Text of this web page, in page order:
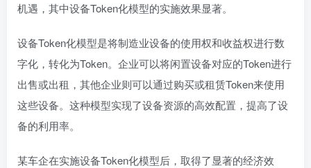
机遇，其中设备Token化模型的实施效果显著。
设备Token化模型是将制造业设备的使用权和收益权进行数
字化，转化为Token。企业可以将闲置设备对应的Token进行
出售或出租，其他企业则可以通过购买或租赁Token来使用
这些设备。这种模型实现了设备资源的高效配置，提高了设
备的利用率。
某车企在实施设备Token化模型后，取得了显著的经济效